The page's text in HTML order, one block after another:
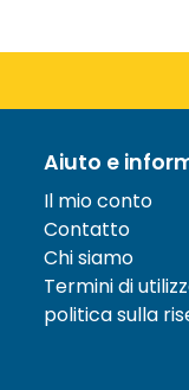
Aiuto e
Il mio conto
Contatto
Chi siamo
Termini di
politica sulla